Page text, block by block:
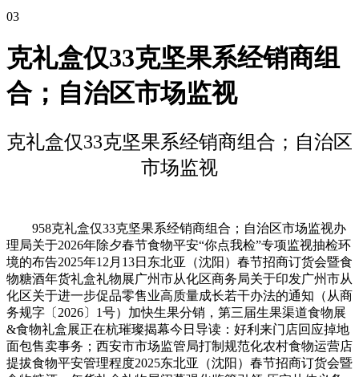
03
克礼盒仅33克坚果系经销商组
合；自治区市场监视
克礼盒仅33克坚果系经销商组合；自治区
市场监视
958克礼盒仅33克坚果系经销商组合；自治区市场监视办
理局关于2026年除夕春节食物平安“你点我检”专项监视抽检环
境的布告2025年12月13日东北亚（沈阳）春节招商订货会暨食
物糖酒年货礼盒礼物展广州市从化区商务局关于印发广州市从
化区关于进一步促品零售业高质量成长若干办法的通知（从商
务规字〔2026〕1号）加快生果分销，第三届生果渠道食物展
&食物礼盒展正在杭璀璨揭幕今日导读：好利来门店回应掉地
面包售卖事务；西安市市场监管局打制规范化农村食物运营店
提拔食物平安管理程度2025东北亚（沈阳）春节招商订货会暨